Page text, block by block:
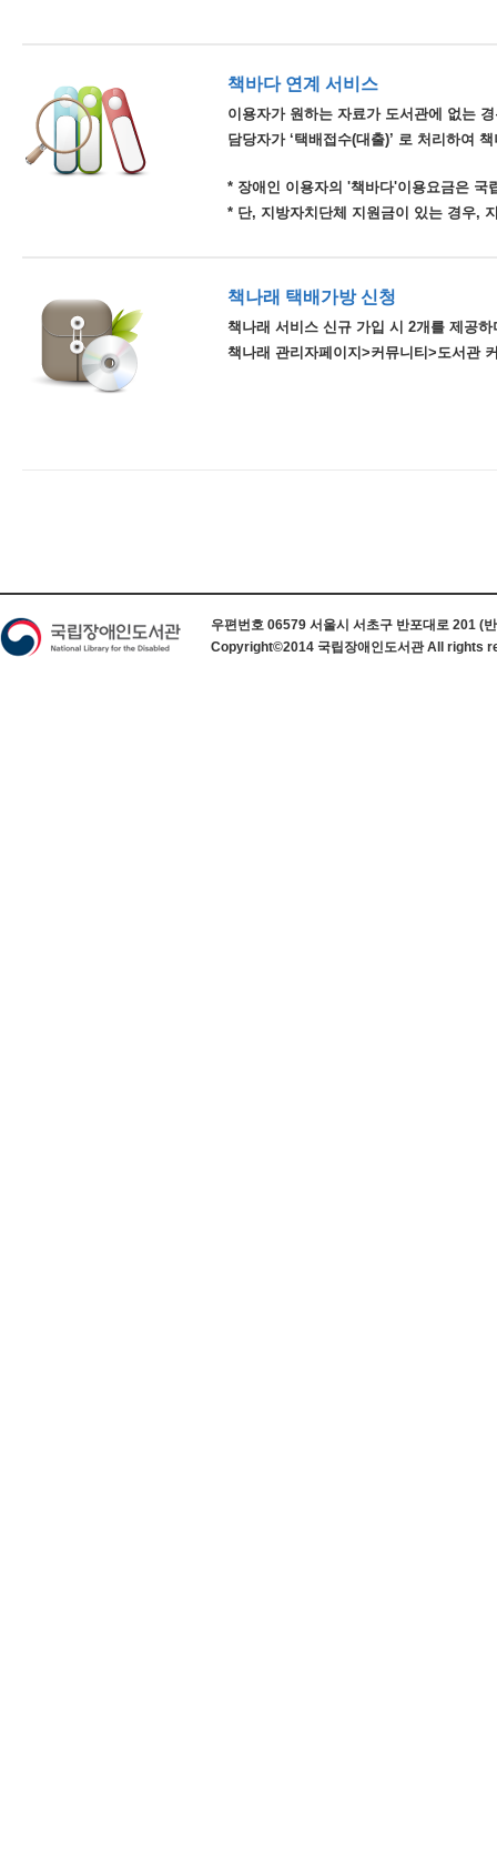
책바다 연계 서비스
이용자가 원하는 자료가 도서관에 없는
담당자가 ‘택배접수(대출)’ 로 처리하여
* 장애인 이용자의 '책바다'이용요금은 국
* 단, 지방자치단체 지원금이 있는 경우,
책나래 택배가방 신청
책나래 서비스 신규 가입 시 2개를 제공
책나래 관리자페이지>커뮤니티>도서관
우편번호 06579 서울시 서초구 반포대로 201 (
Copyright©2014 국립장애인도서관 All rights